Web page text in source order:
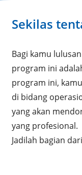
Sekilas
Bagi kamu
program ini
program ini,
di bidang
yang akan
yang profesional.
Jadilah bagian